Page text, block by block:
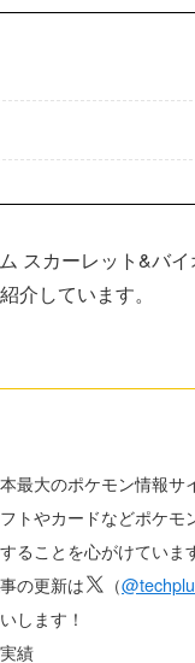
スカーレット&バ
介しています。
最大のポケモン情報サ
トやカードなどポケ
ることを心がけていま
の更新は
（
します！
績